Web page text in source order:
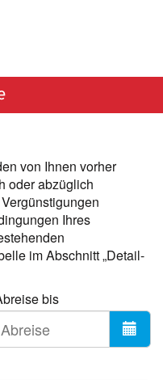
von Ihnen vorher
oder abzüglich
Ihres
im Abschnitt „Detail-
bis